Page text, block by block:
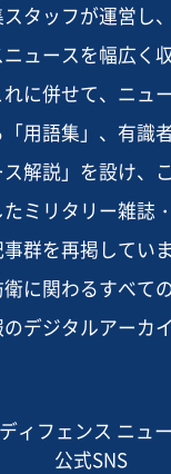
タッフが運営し
ュースを幅広く
に併せて、ニュ
用語集」、有識
解説」を設け、
ミリタリー雑誌
群を再掲してい
に関わるすべて
デジタルアーカ
ィフェンス ニュ
公式SNS